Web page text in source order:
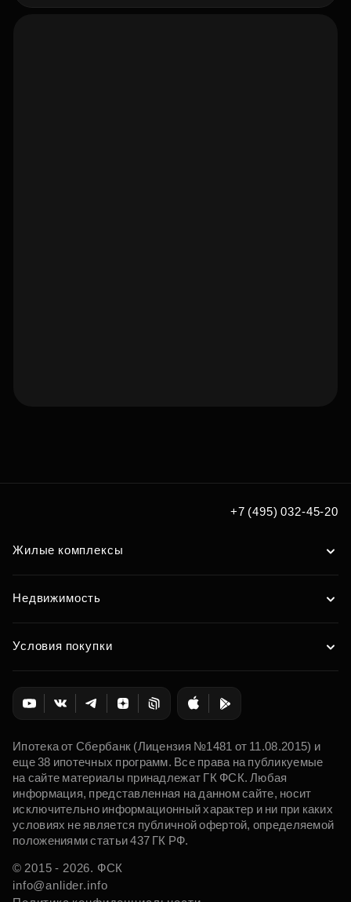
+7 (495) 032-45-20
Жилые комплексы
Недвижимость
Условия покупки
Ипотека от Сбербанк (Лицензия №1481 от 11.08.2015) и
еще 38 ипотечных программ. Все права на публикуемые
на сайте материалы принадлежат ГК ФСК. Любая
информация, представленная на данном сайте, носит
исключительно информационный характер и ни при каких
условиях не является публичной офертой, определяемой
положениями статьи 437 ГК РФ.
© 2015 - 2026. ФСК
info@anlider.info